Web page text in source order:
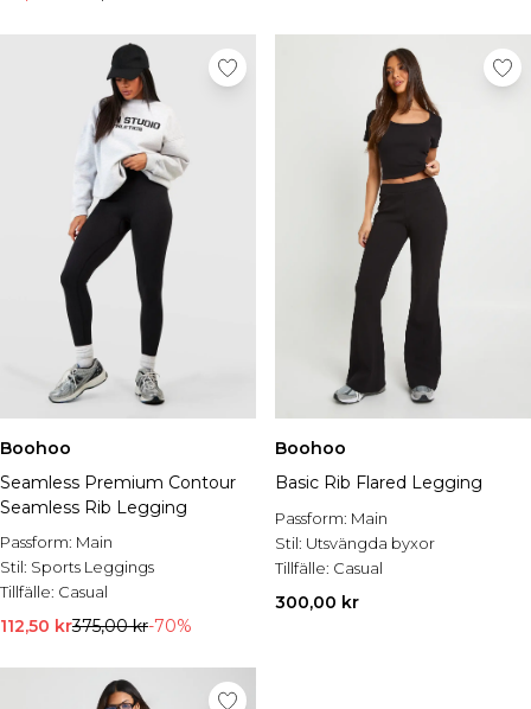
Boohoo
Seamless Premium Contour
Seamless Rib Legging
Passform: Main
Stil: Sports Leggings
Tillfälle: Casual
112,50 kr375,00 kr-70%
Boohoo
Basic Rib Flared Legging
Passform: Main
Stil: Utsvängda byxor
Tillfälle: Casual
300,00 kr